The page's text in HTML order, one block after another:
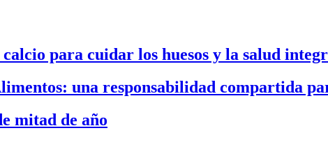
para cuidar los huesos y la salud
una responsabilidad compartida
mitad de año